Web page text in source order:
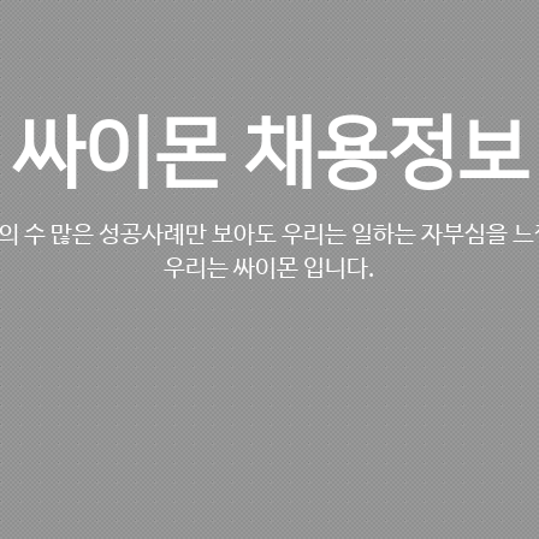
싸이몬 채용정보
수 많은 성공사례만 보아도 우리는 일하는 자부심을
우리는 싸이몬 입니다.